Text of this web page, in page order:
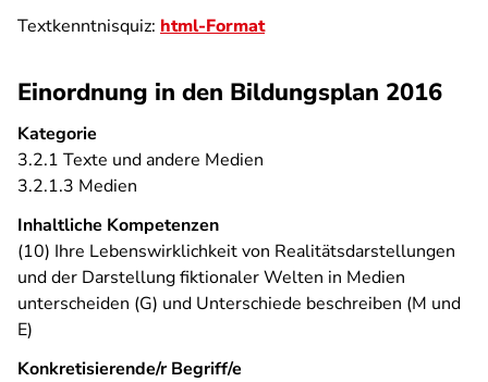
Textkenntnisquiz: html-Format
Einordnung in den Bildungsplan 2016
Kategorie
3.2.1 Texte und andere Medien
3.2.1.3 Medien
Inhaltliche Kompetenzen
(10) Ihre Lebenswirklichkeit von Realitätsdarstellungen
und der Darstellung fiktionaler Welten in Medien
unterscheiden (G) und Unterschiede beschreiben (M und
E)
Konkretisierende/r Begriff/e